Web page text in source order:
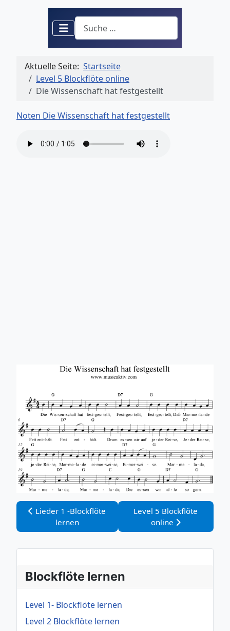
Suchen
Aktuelle Seite: Startseite
Level 5 Blockflöte online
Die Wissenschaft hat festgestellt
Noten Die Wissenschaft hat festgestellt
Vorheriger Beitrag: Lieder 1 -Blockflöte lernen
Lieder 1 -Blockflöte
lernen
Nächster Beitrag: Level 5
Level 5 Blockflöte
online
Blockflöte lernen
Level 1- Blockflöte lernen
Level 2 Blockflöte lernen